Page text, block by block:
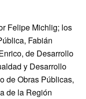
Felipe Michlig; los
Fabián
de Desarrollo
y Desarrollo
de Obras Públicas,
de la Región